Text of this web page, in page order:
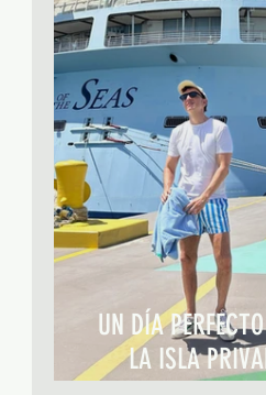
UN DÍA PERFECTO
LA ISLA